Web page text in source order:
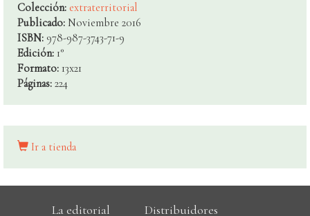
Colección: extraterritorial
Publicado: Noviembre 2016
ISBN: 978-987-3743-71-9
Edición: 1°
Formato: 13x21
Páginas: 224
Ir a tienda
La editorial Distribuidores